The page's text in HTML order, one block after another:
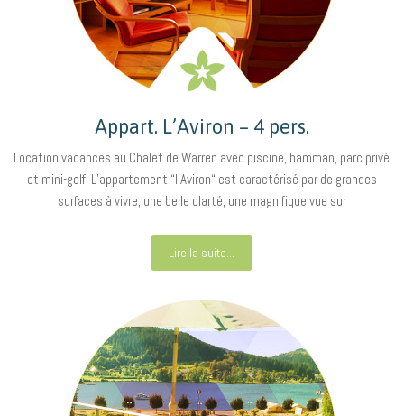
Appart. L’Aviron – 4 pers.
Location vacances au Chalet de Warren avec piscine, hamman, parc privé
et mini-golf. L’appartement “l’Aviron“ est caractérisé par de grandes
surfaces à vivre, une belle clarté, une magnifique vue sur
Lire la suite...